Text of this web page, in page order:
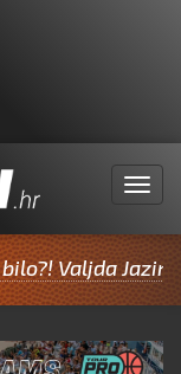
Menu
Jazine